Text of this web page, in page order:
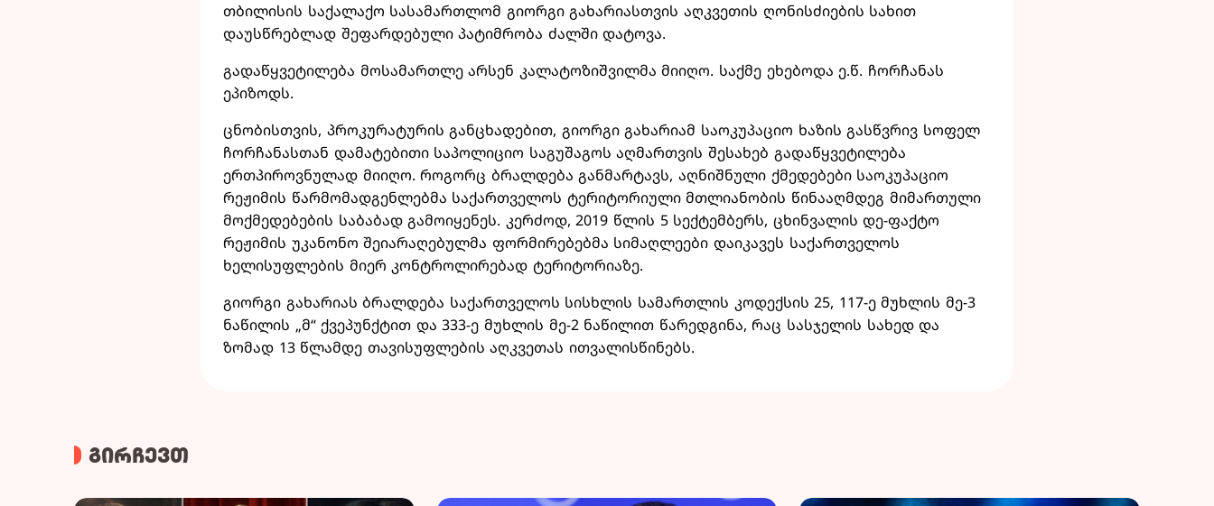
თბილისის საქალაქო სასამართლომ გიორგი გახარიასთვის აღკვეთის ღონისძიების სახით
დაუსწრებლად შეფარდებული პატიმრობა ძალში დატოვა.
გადაწყვეტილება მოსამართლე არსენ კალატოზიშვილმა მიიღო. საქმე ეხებოდა ე.წ. ჩორჩანას
ეპიზოდს.
ცნობისთვის, პროკურატურის განცხადებით, გიორგი გახარიამ საოკუპაციო ხაზის გასწვრივ სოფელ
ჩორჩანასთან დამატებითი საპოლიციო საგუშაგოს აღმართვის შესახებ გადაწყვეტილება
ერთპიროვნულად მიიღო. როგორც ბრალდება განმარტავს, აღნიშნული ქმედებები საოკუპაციო
რეჟიმის წარმომადგენლებმა საქართველოს ტერიტორიული მთლიანობის წინააღმდეგ მიმართული
მოქმედებების საბაბად გამოიყენეს. კერძოდ, 2019 წლის 5 სექტემბერს, ცხინვალის დე-ფაქტო
რეჟიმის უკანონო შეიარაღებულმა ფორმირებებმა სიმაღლეები დაიკავეს საქართველოს
ხელისუფლების მიერ კონტროლირებად ტერიტორიაზე.
გიორგი გახარიას ბრალდება საქართველოს სისხლის სამართლის კოდექსის 25, 117-ე მუხლის მე-3
ნაწილის „მ“ ქვეპუნქტით და 333-ე მუხლის მე-2 ნაწილით წარედგინა, რაც სასჯელის სახედ და
ზომად 13 წლამდე თავისუფლების აღკვეთას ითვალისწინებს.
გირჩევთ